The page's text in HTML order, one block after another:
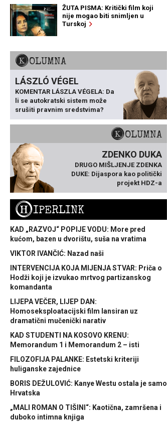
ŽUTA PISMA: Kritički film koji
nije mogao biti snimljen u
Turskoj
KOLUMNA
LÁSZLÓ VÉGEL
KOMENTAR LÁSZLA VÉGELA: Da
li se autokratski sistem može
srušiti pravnim sredstvima?
KOLUMNA
ZDENKO DUKA
DRUGO MIŠLJENJE ZDENKA
DUKE: Dijaspora kao politički
projekt HDZ-a
HIPERLINK
KAD „RAZVOJ“ POPIJE VODU: More pred
kućom, bazen u dvorištu, suša na vratima
VIKTOR IVANČIĆ: Nazad naši
INTERVENCIJA KOJA MIJENJA STVAR: Priča o
Hodži koji je izvukao mrtvog partizanskog
komandanta
LIJEPA VEČER, LIJEP DAN:
Homoseksploatacijski film lansiran uz
dramatični mučenički narativ
KAD STUDENTI NA KOSOVO KRENU:
Memorandum 1 i Memorandum 2 – isti
FILOZOFIJA PALANKE: Estetski kriteriji
huliganske zajednice
BORIS DEŽULOVIĆ: Kanye Westu ostala je samo
Hrvatska
„MALI ROMAN O TIŠINI“: Kaotična, zamršena i
duboko intimna knjiga